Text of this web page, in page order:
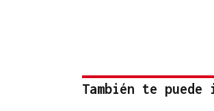
También te